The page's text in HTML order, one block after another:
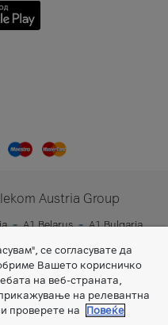
Austria Group
A1 Belarus
A1 Bulgaria
се согласувате да
Вашето корисничко
на веб-страната,
на релевантна
проверете на
Повеќе